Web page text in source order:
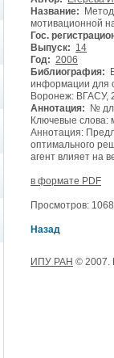
Название:
мотивационной
Гос.
Выпуск: 14
Год: 2006
Библиография:
информации для
Воронеж: ВГАСУ,
Аннотация: №
Ключевые слова:
Аннотация:
оптимального
агент влияет на
в формате PDF
Просмотров:
Назад
ИПУ РАН © 2007.